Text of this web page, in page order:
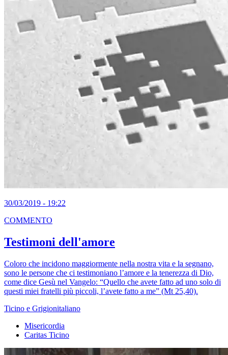
30/03/2019 - 19:22
COMMENTO
Testimoni dell'amore
Coloro che incidono maggiormente nella nostra vita e la segnano,
sono le persone che ci testimoniano l’amore e la tenerezza di Dio,
come dice Gesù nel Vangelo: “Quello che avete fatto ad uno solo di
questi miei fratelli più piccoli, l’avete fatto a me” (Mt 25,40).
Ticino e Grigionitaliano
Misericordia
Caritas Ticino